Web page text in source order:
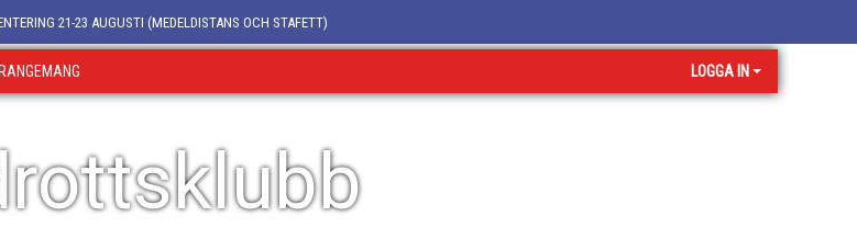
21-23 AUGUSTI (MEDELDISTANS OCH STAFETT)
LOGGA IN